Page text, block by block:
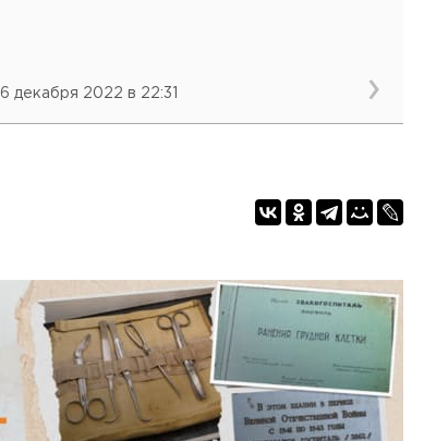
6 декабря 2022 в 22:31